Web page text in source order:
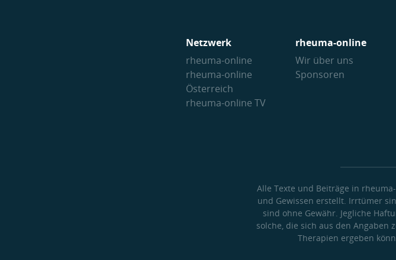
Netzwerk
rheuma-online
rheuma-online
Österreich
rheuma-online TV
rheuma-online
Wir über uns
Sponsoren
Alle Texte und Beiträge in
und Gewissen erstellt. Irrtümer
sind ohne Gewähr. Jegliche
solche, die sich aus den Angaben
Therapien ergeben